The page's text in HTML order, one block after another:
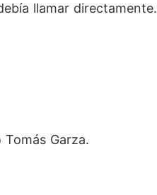
llamar directamente.
Garza.